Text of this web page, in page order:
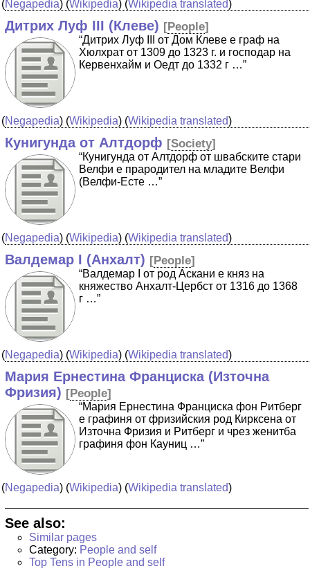
(Negapedia) (Wikipedia) (Wikipedia translated)
Дитрих Луф III (Клеве) [People]
“Дитрих Луф III от Дом Клеве е граф на
Хюлхрат от 1309 до 1323 г. и господар на
Кервенхайм и Оедт до 1332 г …”
(Negapedia) (Wikipedia) (Wikipedia translated)
Кунигунда от Алтдорф [Society]
“Кунигунда от Алтдорф от швабските стари
Велфи е прародител на младите Велфи
(Велфи-Есте …”
(Negapedia) (Wikipedia) (Wikipedia translated)
Валдемар I (Анхалт) [People]
“Валдемар I от род Аскани е княз на
княжество Анхалт-Цербст от 1316 до 1368
г …”
(Negapedia) (Wikipedia) (Wikipedia translated)
Мария Ернестина Франциска (Източна
Фризия) [People]
“Мария Ернестина Франциска фон Ритберг
е графиня от фризийския род Кирксена от
Източна Фризия и Ритберг и чрез женитба
графиня фон Кауниц …”
(Negapedia) (Wikipedia) (Wikipedia translated)
See also:
Similar pages
Category: People and self
Top Tens in People and self